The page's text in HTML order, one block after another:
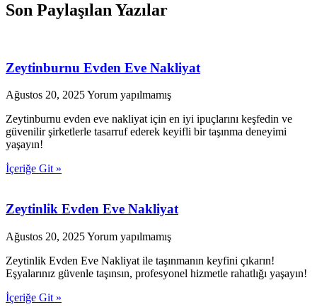
Son Paylaşılan Yazılar
Zeytinburnu Evden Eve Nakliyat
Ağustos 20, 2025Yorum yapılmamış
Zeytinburnu evden eve nakliyat için en iyi ipuçlarını keşfedin ve
güvenilir şirketlerle tasarruf ederek keyifli bir taşınma deneyimi
yaşayın!
İçeriğe Git »
Zeytinlik Evden Eve Nakliyat
Ağustos 20, 2025Yorum yapılmamış
Zeytinlik Evden Eve Nakliyat ile taşınmanın keyfini çıkarın!
Eşyalarınız güvenle taşınsın, profesyonel hizmetle rahatlığı yaşayın!
İçeriğe Git »